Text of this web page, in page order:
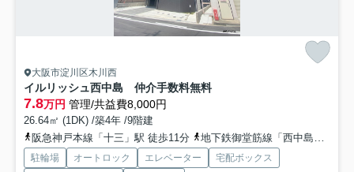
大阪市淀川区木川西
イルリッシュ西中島 仲介手数料無料
7.8万円 管理/共益費8,000円
26.64㎡ (1DK) /築4年 /9階建
阪急神戸本線「十三」駅 徒歩11分
地下鉄御堂筋線「西中島南方」駅 徒歩15分
駐輪場 オートロック エレベーター
宅配ボックス